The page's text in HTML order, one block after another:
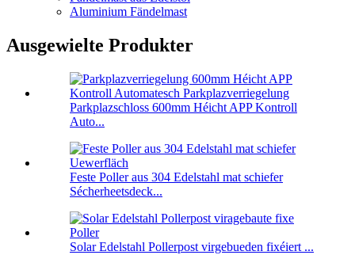
Aluminium Fändelmast
Ausgewielte Produkter
Parkplazschloss 600mm Héicht APP Kontroll
Auto...
Feste Poller aus 304 Edelstahl mat schiefer
Sécherheetsdeck...
Solar Edelstahl Pollerpost virgebueden fixéiert ...